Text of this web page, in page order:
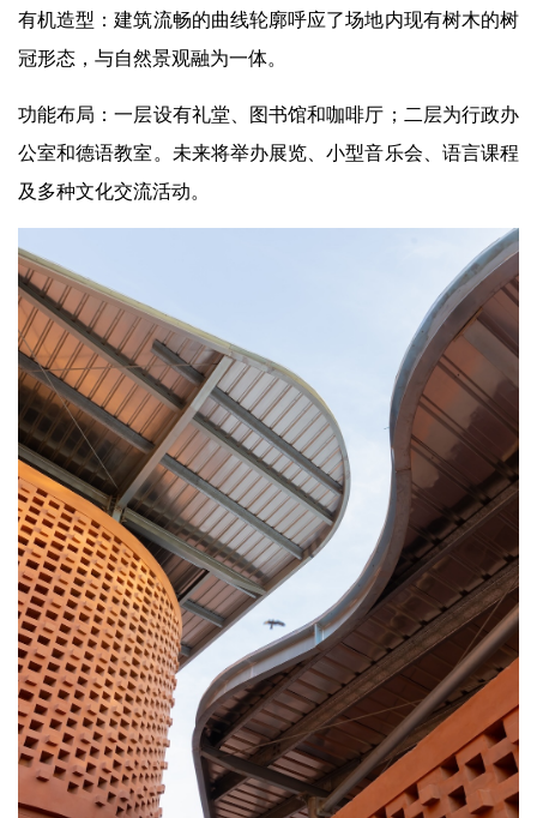
有机造型：建筑流畅的曲线轮廓呼应了场地内现有树木的树
冠形态，与自然景观融为一体。
功能布局：一层设有礼堂、图书馆和咖啡厅；二层为行政办
公室和德语教室。未来将举办展览、小型音乐会、语言课程
及多种文化交流活动。